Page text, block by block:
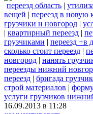
переезд область |
вещей | переезд в новую
грузчики н новгород |
| квартирный переезд |
грузчиками | переезд +в
сколько стоит переезд |
новгород | нанять
переезды нижний
переезд | бригада
строй материалов |
услуги грузчиков
16.09.2013 в 11:28